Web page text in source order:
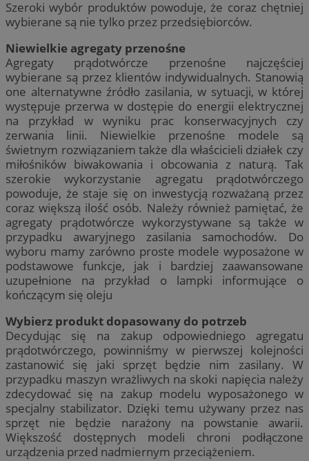
Szeroki wybór produktów powoduje, że coraz chętniej
wybierane są nie tylko przez przedsiębiorców.
Niewielkie agregaty przenośne
Agregaty prądotwórcze przenośne najczęściej
wybierane są przez klientów indywidualnych. Stanowią
one alternatywne źródło zasilania, w sytuacji, w której
występuje przerwa w dostępie do energii elektrycznej
na przykład w wyniku prac konserwacyjnych czy
zerwania linii. Niewielkie przenośne modele są
świetnym rozwiązaniem także dla właścicieli działek czy
miłośników biwakowania i obcowania z naturą. Tak
szerokie wykorzystanie agregatu prądotwórczego
powoduje, że staje się on inwestycją rozważaną przez
coraz większą ilość osób. Należy również pamiętać, że
agregaty prądotwórcze wykorzystywane są także w
przypadku awaryjnego zasilania samochodów. Do
wyboru mamy zarówno proste modele wyposażone w
podstawowe funkcje, jak i bardziej zaawansowane
uzupełnione na przykład o lampki informujące o
kończącym się oleju
Wybierz produkt dopasowany do potrzeb
Decydując się na zakup odpowiedniego agregatu
prądotwórczego, powinniśmy w pierwszej kolejności
zastanowić się jaki sprzęt będzie nim zasilany. W
przypadku maszyn wrażliwych na skoki napięcia należy
zdecydować się na zakup modelu wyposażonego w
specjalny stabilizator. Dzięki temu używany przez nas
sprzęt nie będzie narażony na powstanie awarii.
Większość dostępnych modeli chroni podłączone
urządzenia przed nadmiernym przeciążeniem.